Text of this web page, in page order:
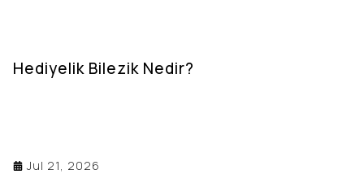
Hediyelik Bilezik Nedir?
Jul 21, 2026